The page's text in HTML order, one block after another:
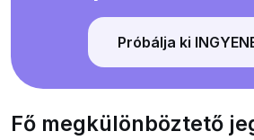
Próbálja ki
Fő megkülönböztető